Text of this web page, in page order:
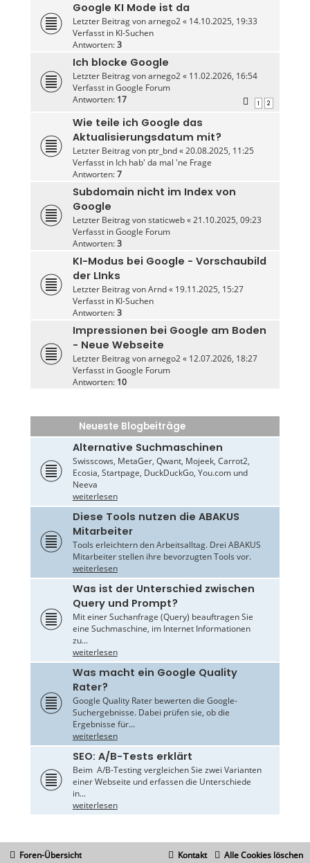
Google KI Mode ist da
Letzter Beitrag vonarnego2« 14.10.2025, 19:33
Verfasst in KI-Suchen
Antworten:3
Ich blocke Google
Letzter Beitrag vonarnego2« 11.02.2026, 16:54
Verfasst inGoogle Forum
Antworten: 17 1 2
Wie teile ich Google das
Aktualisierungsdatum mit?
Letzter Beitrag von ptr_bnd«20.08.2025, 11:25
Verfasst in Ich hab' da mal 'ne Frage
Antworten:7
Subdomain nicht im Index von
Google
Letzter Beitrag vonstaticweb«21.10.2025, 09:23
Verfasst inGoogle Forum
Antworten:3
KI-Modus bei Google - Vorschaubild
der LInks
Letzter Beitrag vonArnd« 19.11.2025, 15:27
Verfasst in KI-Suchen
Antworten:3
Impressionen bei Google am Boden
- Neue Webseite
Letzter Beitrag vonarnego2« 12.07.2026, 18:27
Verfasst inGoogle Forum
Antworten: 10
Neueste Blogbeiträge
Alternative Suchmaschinen
Swisscows, MetaGer, Qwant, Mojeek, Carrot2,
Ecosia, Startpage, DuckDuckGo, You.com und
Neeva
weiterlesen
Diese Tools nutzen die ABAKUS
Mitarbeiter
Tools erleichtern den Arbeitsalltag. Drei ABAKUS
Mitarbeiter stellen ihre bevorzugten Tools vor.
weiterlesen
Was ist der Unterschied zwischen
Query und Prompt?
Mit einer Suchanfrage (Query) beauftragen Sie
eine Suchmaschine, im Internet Informationen
zu...
weiterlesen
Was macht ein Google Quality
Rater?
Google Quality Rater bewerten die Google-
Suchergebnisse. Dabei prüfen sie, ob die
Ergebnisse für...
weiterlesen
SEO: A/B-Tests erklärt
Beim A/B-Testing vergleichen Sie zwei Varianten
einer Webseite und erfassen die Unterschiede
in...
weiterlesen
Foren-Übersicht Alle Cookies löschen
Kontakt